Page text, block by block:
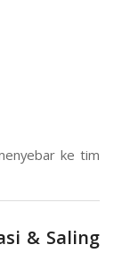
ke tim
& Saling